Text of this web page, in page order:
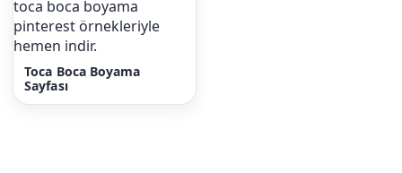
Toca Boca Boyama
Sayfası